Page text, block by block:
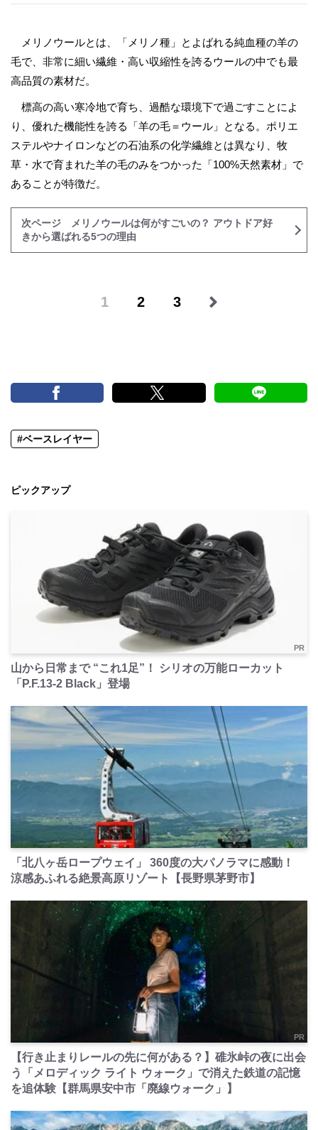
メリノウールとは、「メリノ種」とよばれる純血種の羊の
毛で、非常に細い繊維・高い収縮性を誇るウールの中でも最
高品質の素材だ。
標高の高い寒冷地で育ち、過酷な環境下で過ごすことによ
り、優れた機能性を誇る「羊の毛＝ウール」となる。ポリエ
ステルやナイロンなどの石油系の化学繊維とは異なり、牧
草・水で育まれた羊の毛のみをつかった「100%天然素材」で
あることが特徴だ。
次ページ メリノウールは何がすごいの？ アウトドア好
きから選ばれる5つの理由
1 2 3
#ベースレイヤー
ピックアップ
PR
山から日常まで “これ1足”！ シリオの万能ローカット
「P.F.13-2 Black」登場
PR
「北八ヶ岳ロープウェイ」 360度の大パノラマに感動！
涼感あふれる絶景高原リゾート【長野県茅野市】
PR
【行き止まりレールの先に何がある？】碓氷峠の夜に出会
う「メロディック ライト ウォーク」で消えた鉄道の記憶
を追体験【群馬県安中市「廃線ウォーク」】